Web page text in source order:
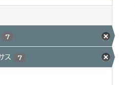
7
ス 7